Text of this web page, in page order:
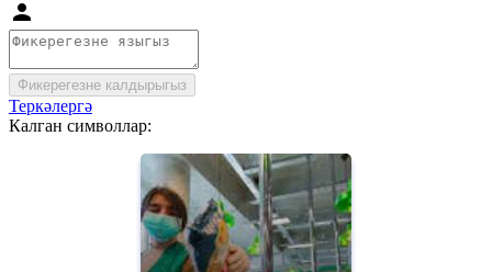
Фикерегезне калдырыгыз
Теркәлергә
Калган символлар: